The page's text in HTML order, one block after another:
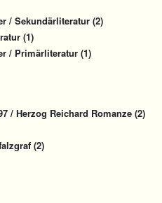
/ Sekundärliteratur (2)
(1)
/ Primärliteratur (1)
/ Herzog Reichard Romanze (2)
(2)